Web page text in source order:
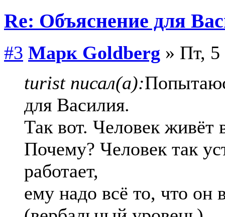
Re: Объяснение для
#3 Марк Goldberg » Пт, 5
turist писал(а):
для Василия.
Так вот. Человек живёт
Почему? Человек так
работает,
ему надо всё то, что он